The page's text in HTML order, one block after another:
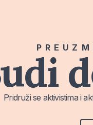
Pridruži se aktivistima i